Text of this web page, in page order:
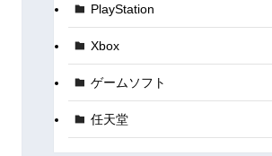
PlayStation
Xbox
ゲームソフト
任天堂